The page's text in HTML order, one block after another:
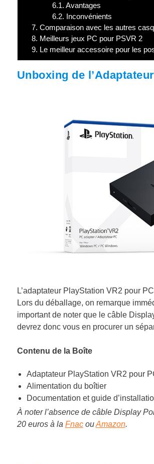
6.1. Avantages
6.2. Inconvénients
7. Comparaison avec les autres
8. Meilleurs jeux PC pour PSVR 2
9. Le meilleur accessoire pour les
Unboxing de
L’adaptateur PlayStation VR2 pour
Lors du déballage, on remarque
important de noter que le câble
devrez donc vous en procurer un
Contenu de la Boîte
Adaptateur PlayStation VR2 pour
Alimentation du boîtier
Documentation et guide
À noter l’absence de câble Display
20 euros à la FnacouAmazon.